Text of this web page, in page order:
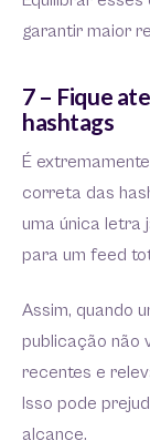
garantir maior
7 – Fique
hashtags
É
correta das
uma única letra
para um feed
Assim, quando
publicação não
recentes e
Isso pode
alcance.